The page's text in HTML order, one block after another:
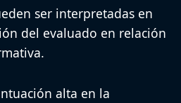
ser interpretadas en
del evaluado en relación
alta en la